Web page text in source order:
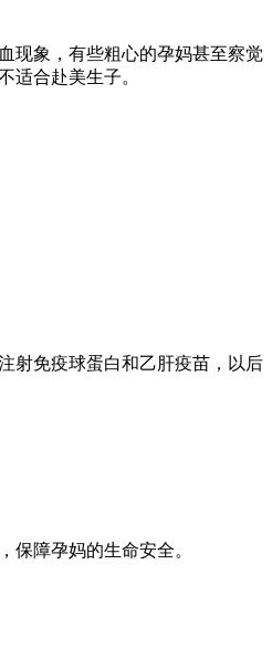
现象，有些粗心的孕妈甚至察觉
适合赴美生子。
射免疫球蛋白和乙肝疫苗，以后
保障孕妈的生命安全。